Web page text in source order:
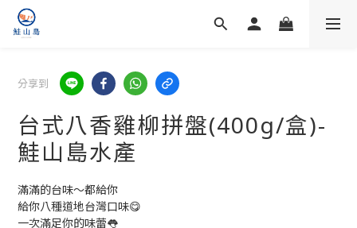
分享到
台式八香雞柳拼盤(400g/盒)-
鮭山島水產
滿滿的台味～都給你
給你八種道地台灣口味😋
一次滿足你的味蕾👅